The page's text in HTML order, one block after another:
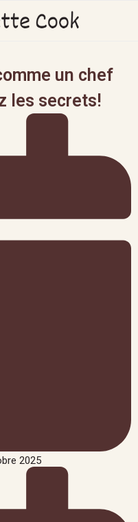
un chef
les secrets!
2025